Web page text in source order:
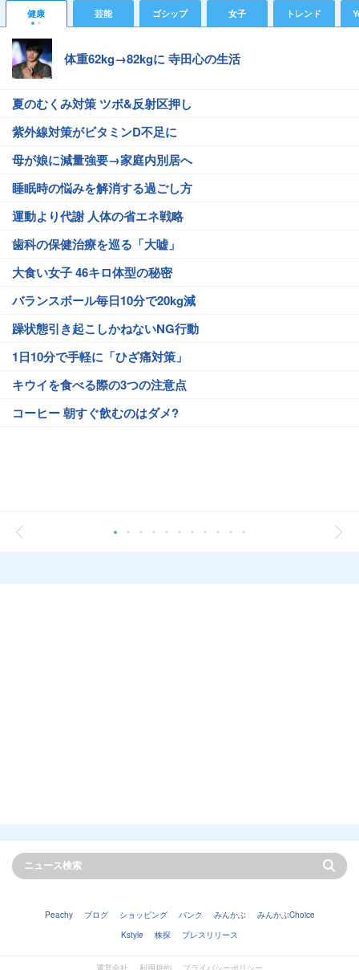
健康 芸能 ゴシップ 女子 トレンド
体重62kg→82kgに 寺田心の生活
夏のむくみ対策 ツボ&反射区押し
紫外線対策がビタミンD不足に
母が娘に減量強要→家庭内別居へ
睡眠時の悩みを解消する過ごし方
運動より代謝 人体の省エネ戦略
歯科の保健治療を巡る「大嘘」
大食い女子 46キロ体型の秘密
バランスボール毎日10分で20kg減
躁状態引き起こしかねないNG行動
1日10分で手軽に「ひざ痛対策」
キウイを食べる際の3つの注意点
コーヒー 朝すぐ飲むのはダメ?
Peachy ブログ ショッピング バンク みんかぶ
みんかぶChoice
Kstyle
株探 プレスリリース
運営会社 利用規約 プライバシーポリシー